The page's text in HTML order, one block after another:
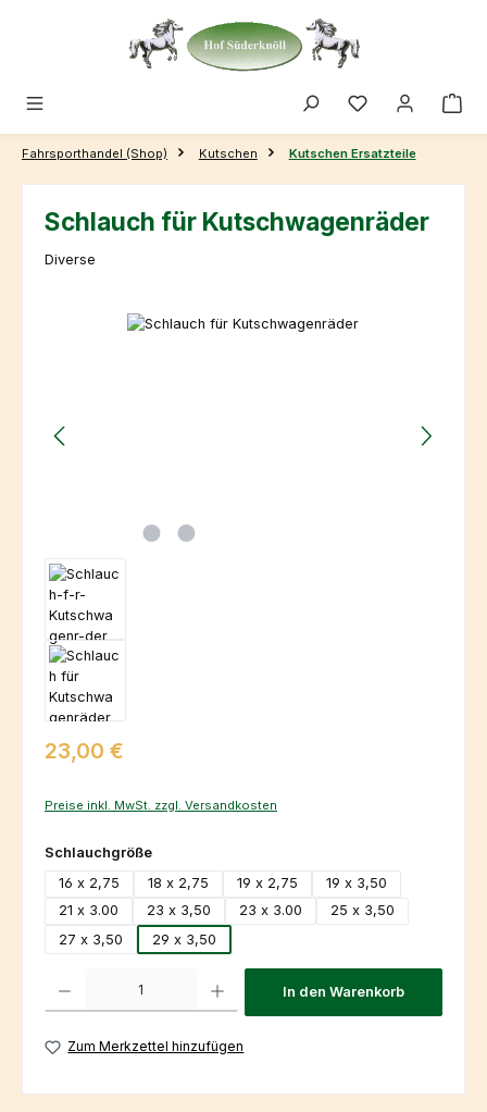
Zum Hauptinhalt springen
Fahrsporthandel (Shop) Kutschen Kutschen Ersatzteile
Schlauch für Kutschwagenräder
Diverse
Bildergalerie überspringen
Regulärer Preis:
23,00 €
Preise inkl. MwSt. zzgl. Versandkosten
Schlauchgrößeauswählen
16 x 2,75
18 x 2,75 19 x 2,75
19 x 3,50
21 x 3.00
23 x 3,50 23 x 3.00
25 x 3,50
27 x 3,50
29 x 3,50
In den Warenkorb
Zum Merkzettel hinzufügen